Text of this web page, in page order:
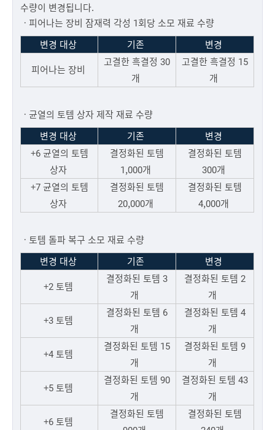
수량이 변경됩니다.
ㆍ피어나는 장비 잠재력 각성 1회당 소모 재료 수량
변경 대상
기존
변경
피어나는 장비
고결한 흑결정 30
개
고결한 흑결정 15
개
ㆍ균열의 토템 상자 제작 재료 수량
변경 대상
기존
변경
+6 균열의 토템
상자
결정화된 토템
1,000개
결정화된 토템
300개
+7 균열의 토템
상자
결정화된 토템
20,000개
결정화된 토템
4,000개
ㆍ토템 돌파 복구 소모 재료 수량
변경 대상
기존
변경
+2 토템
결정화된 토템 3
개
결정화된 토템 2
개
+3 토템
결정화된 토템 6
개
결정화된 토템 4
개
+4 토템
결정화된 토템 15
개
결정화된 토템 9
개
+5 토템
결정화된 토템 90
개
결정화된 토템 43
개
+6 토템
결정화된 토템
결정화된 토템